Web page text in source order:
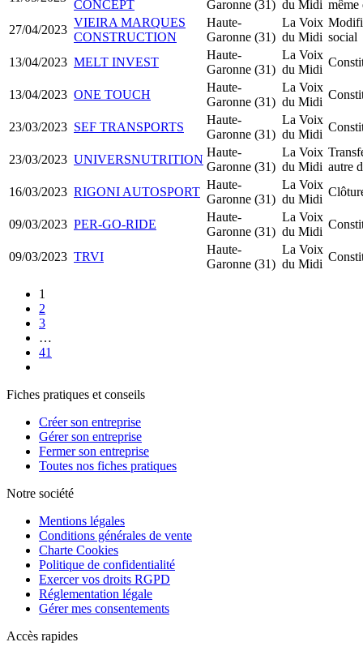
CONCEPT Garonne (31) du Midi même
27/04/2023
VIEIRA MARQUES
CONSTRUCTION
Haute-
Garonne (31)
La Voix
du Midi social
13/04/2023 MELT INVEST
Haute-
Garonne (31)
La Voix
du Midi
13/04/2023 ONE TOUCH
Haute-
Garonne (31)
La Voix
du Midi
23/03/2023 SEF TRANSPORTS
Haute-
Garonne (31)
La Voix
du Midi
23/03/2023 UNIVERSNUTRITION
Haute-
Garonne (31)
La Voix
du Midi autre
16/03/2023 RIGONI AUTOSPORT
Haute-
Garonne (31)
La Voix
du Midi
09/03/2023 PER-GO-RIDE
Haute-
Garonne (31)
La Voix
du Midi
09/03/2023 TRVI
Haute-
Garonne (31)
La Voix
du Midi
1
2
3
…
41
Fiches pratiques et conseils
Créer son entreprise
Gérer son entreprise
Fermer son entreprise
Toutes nos fiches pratiques
Notre société
Mentions légales
Conditions générales de vente
Charte Cookies
Politique de confidentialité
Exercer vos droits RGPD
Réglementation légale
Gérer mes consentements
Accès rapides